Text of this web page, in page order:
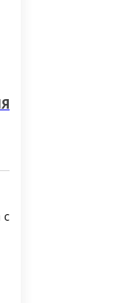
с